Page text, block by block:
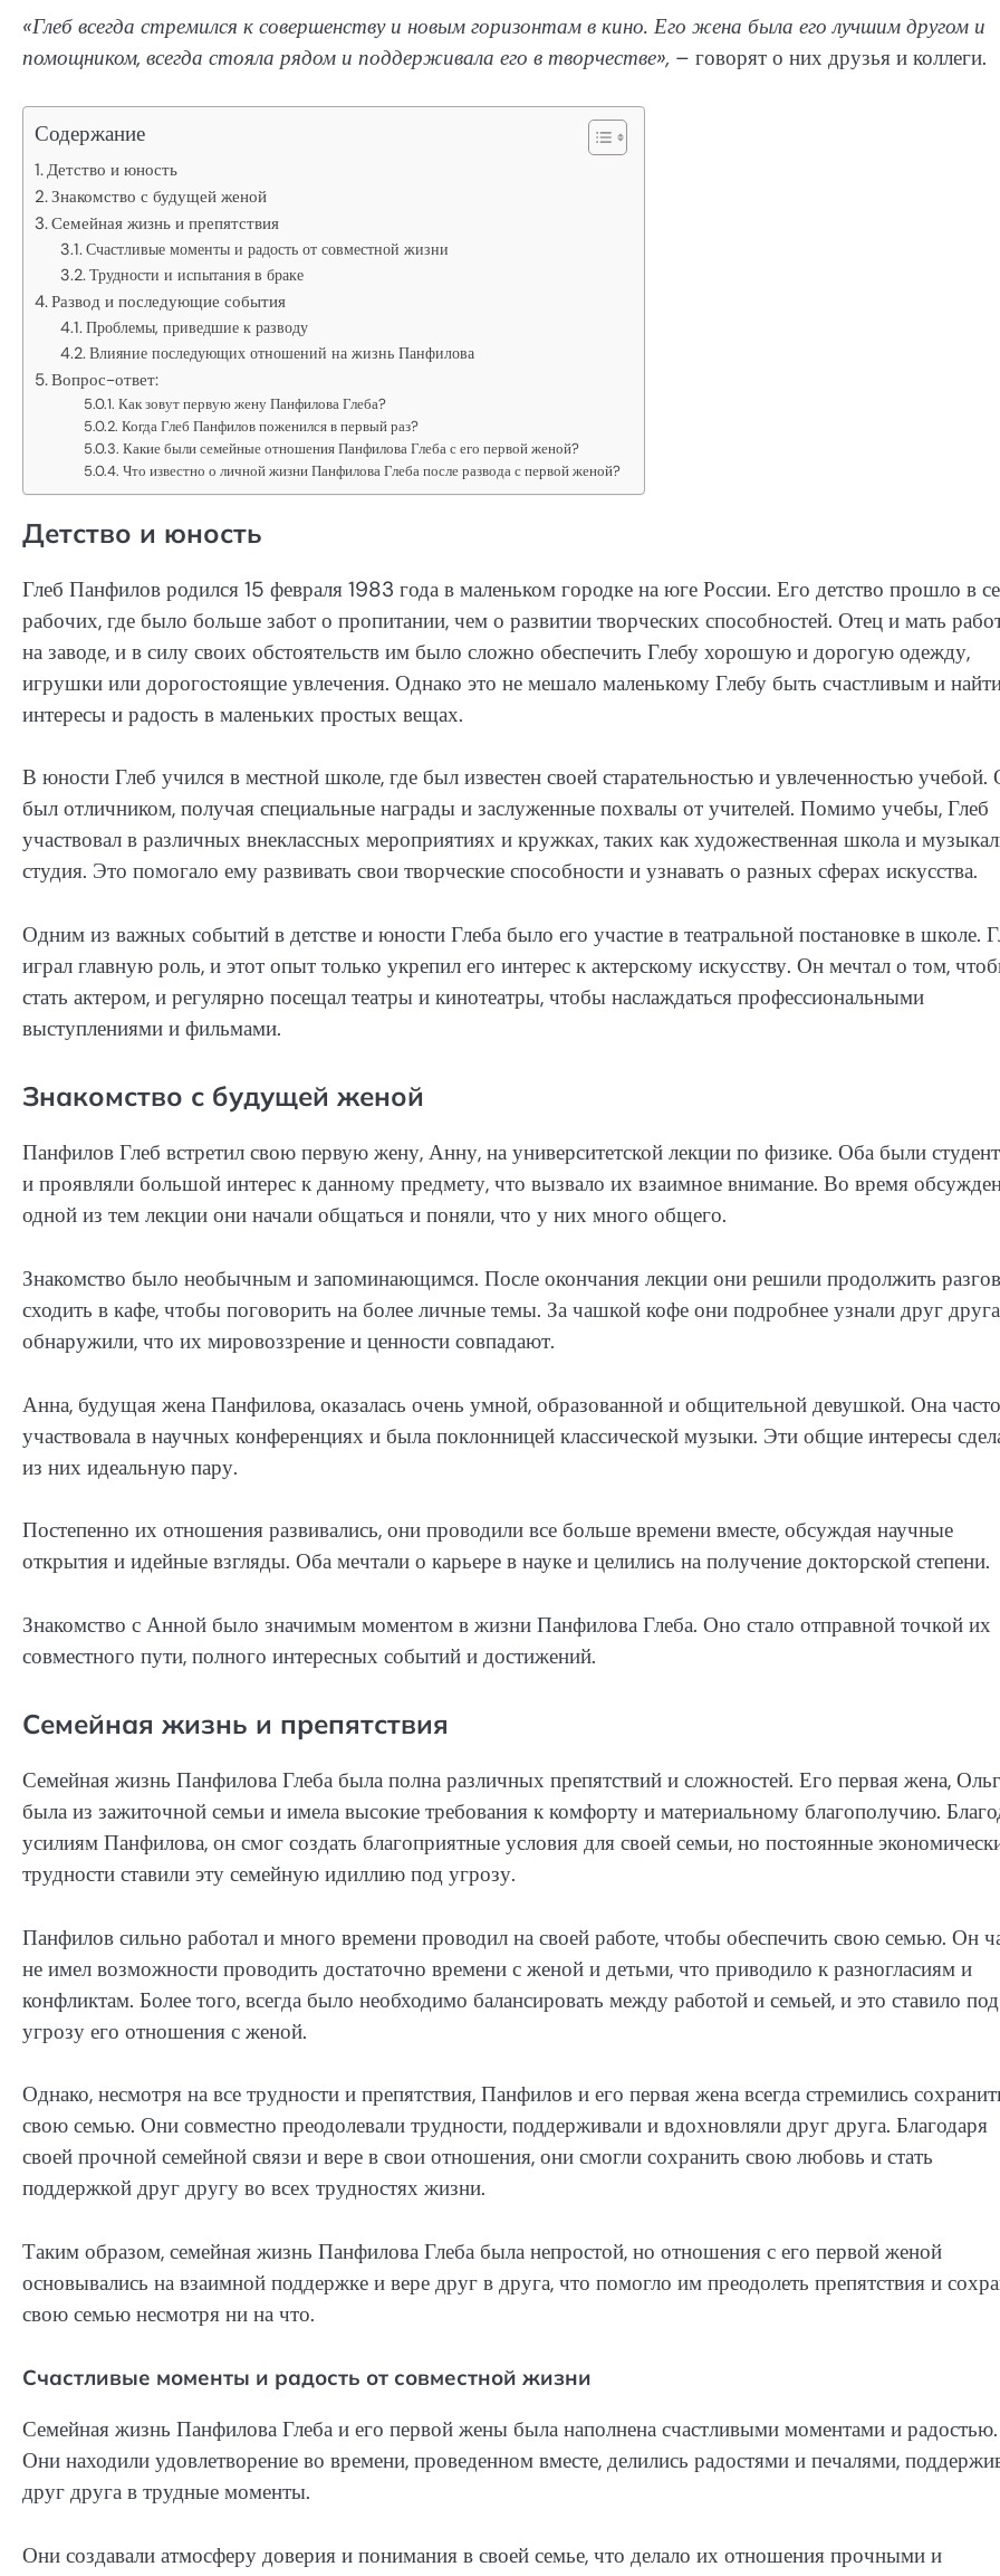
«Глеб всегда стремился к совершенству и новым горизонтам в кино. Его жена была его лучшим другом и
помощником, всегда стояла рядом и поддерживала его в творчестве», – говорят о них друзья и коллеги.
Содержание
Детство и юность
Знакомство с будущей женой
Семейная жизнь и препятствия
Счастливые моменты и радость от совместной жизни
Трудности и испытания в браке
Развод и последующие события
Проблемы, приведшие к разводу
Влияние последующих отношений на жизнь Панфилова
Вопрос-ответ:
Как зовут первую жену Панфилова Глеба?
Когда Глеб Панфилов поженился в первый раз?
Какие были семейные отношения Панфилова Глеба с его первой женой?
Что известно о личной жизни Панфилова Глеба после развода с первой женой?
Детство и юность
Глеб Панфилов родился 15 февраля 1983 года в маленьком городке на юге России. Его детство прошло в
рабочих, где было больше забот о пропитании, чем о развитии творческих способностей. Отец и мать
на заводе, и в силу своих обстоятельств им было сложно обеспечить Глебу хорошую и дорогую одежду,
игрушки или дорогостоящие увлечения. Однако это не мешало маленькому Глебу быть счастливым и
интересы и радость в маленьких простых вещах.
В юности Глеб учился в местной школе, где был известен своей старательностью и увлеченностью учебой.
был отличником, получая специальные награды и заслуженные похвалы от учителей. Помимо учебы, Глеб
участвовал в различных внеклассных мероприятиях и кружках, таких как художественная школа и
студия. Это помогало ему развивать свои творческие способности и узнавать о разных сферах искусства.
Одним из важных событий в детстве и юности Глеба было его участие в театральной постановке в школе.
играл главную роль, и этот опыт только укрепил его интерес к актерскому искусству. Он мечтал о том,
стать актером, и регулярно посещал театры и кинотеатры, чтобы наслаждаться профессиональными
выступлениями и фильмами.
Знакомство с будущей женой
Панфилов Глеб встретил свою первую жену, Анну, на университетской лекции по физике. Оба были
и проявляли большой интерес к данному предмету, что вызвало их взаимное внимание. Во время
одной из тем лекции они начали общаться и поняли, что у них много общего.
Знакомство было необычным и запоминающимся. После окончания лекции они решили продолжить
сходить в кафе, чтобы поговорить на более личные темы. За чашкой кофе они подробнее узнали друг
обнаружили, что их мировоззрение и ценности совпадают.
Анна, будущая жена Панфилова, оказалась очень умной, образованной и общительной девушкой. Она часто
участвовала в научных конференциях и была поклонницей классической музыки. Эти общие интересы
из них идеальную пару.
Постепенно их отношения развивались, они проводили все больше времени вместе, обсуждая научные
открытия и идейные взгляды. Оба мечтали о карьере в науке и целились на получение докторской степени.
Знакомство с Анной было значимым моментом в жизни Панфилова Глеба. Оно стало отправной точкой их
совместного пути, полного интересных событий и достижений.
Семейная жизнь и препятствия
Семейная жизнь Панфилова Глеба была полна различных препятствий и сложностей. Его первая жена,
была из зажиточной семьи и имела высокие требования к комфорту и материальному благополучию.
усилиям Панфилова, он смог создать благоприятные условия для своей семьи, но постоянные
трудности ставили эту семейную идиллию под угрозу.
Панфилов сильно работал и много времени проводил на своей работе, чтобы обеспечить свою семью. Он
не имел возможности проводить достаточно времени с женой и детьми, что приводило к разногласиям и
конфликтам. Более того, всегда было необходимо балансировать между работой и семьей, и это ставило под
угрозу его отношения с женой.
Однако, несмотря на все трудности и препятствия, Панфилов и его первая жена всегда стремились
свою семью. Они совместно преодолевали трудности, поддерживали и вдохновляли друг друга. Благодаря
своей прочной семейной связи и вере в свои отношения, они смогли сохранить свою любовь и стать
поддержкой друг другу во всех трудностях жизни.
Таким образом, семейная жизнь Панфилова Глеба была непростой, но отношения с его первой женой
основывались на взаимной поддержке и вере друг в друга, что помогло им преодолеть препятствия и
свою семью несмотря ни на что.
Счастливые моменты и радость от совместной жизни
Семейная жизнь Панфилова Глеба и его первой жены была наполнена счастливыми моментами и радостью.
Они находили удовлетворение во времени, проведенном вместе, делились радостями и печалями,
друг друга в трудные моменты.
Они создавали атмосферу доверия и понимания в своей семье, что делало их отношения прочными и